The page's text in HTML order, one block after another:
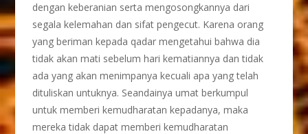
dengan keberanian serta mengosongkannya dari
segala kelemahan dan sifat pengecut. Karena orang
yang beriman kepada qadar mengetahui bahwa dia
tidak akan mati sebelum hari kematiannya dan tidak
ada yang akan menimpanya kecuali apa yang telah
dituliskan untuknya. Seandainya umat berkumpul
untuk memberi kemudharatan kepadanya, maka
mereka tidak dapat memberi kemudharatan